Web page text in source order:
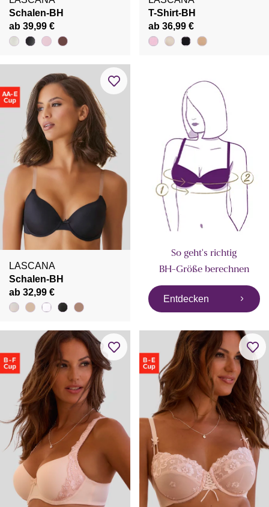
Schalen-BH
ab 39,99 €
T-Shirt-BH
ab 36,99 €
LASCANA
Schalen-BH
ab 32,99 €
So geht's richtig
BH-Größe berechnen
Entdecken